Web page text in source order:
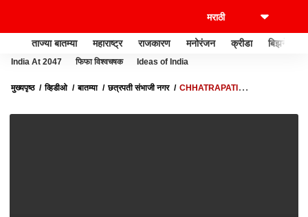
ताज्या बातम्या महाराष्ट्र राजकारण मनोरंजन क्रीडा बिझनेस
India At 2047 फिफा विश्वचषक Ideas of India
मुख्यपृष्ठ व्हिडीओ बातम्या छत्रपती संभाजी नगर
CHHATRAPATI
हाणामारी